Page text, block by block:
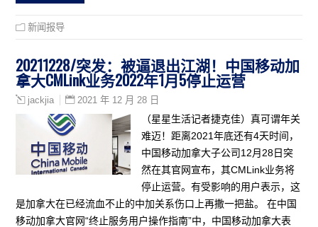
新闻报导
20211228/突发：被逼退出江湖！中国移动加
拿大CMLink业务2022年1月5停止运营
jackjia 2021 年 12 月 28 日
（星星生活记者捷克佳）真可谓年关
难迈！距离2021年底还有4天时间，
中国移动加拿大子公司12月28日突
然在其官网宣布，其CMLink业务将
停止运营。有受影响的用户表示，这
是加拿大在已经流血不止的中加关系伤口上再撒一把盐。 在中国
移动加拿大官网“终止服务用户操作指南”中，中国移动加拿大表